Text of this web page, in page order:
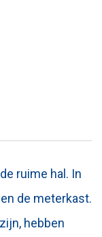
ruime hal. In
de meterkast.
hebben